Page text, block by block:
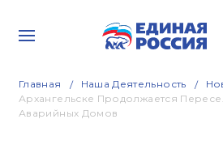
Главная Наша Деятельность
Архангельске Продолжается
Аварийных Домов